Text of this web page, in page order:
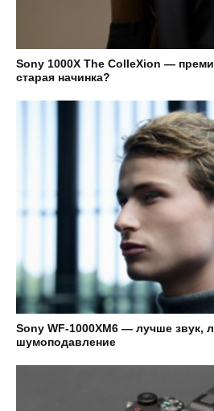
Sony 1000X The ColleXion —
старая начинка?
Sony WF-1000XM6 — лучше звук,
шумоподавление